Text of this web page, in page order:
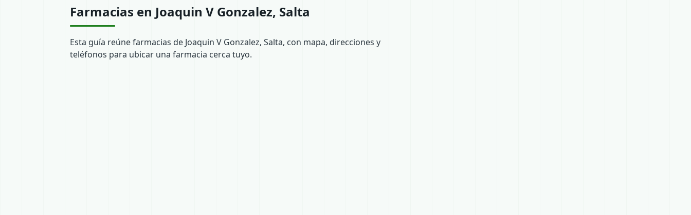
Farmacias en Joaquin V Gonzalez, Salta
Esta guía reúne farmacias de Joaquin V Gonzalez, Salta, con mapa, direcciones y
teléfonos para ubicar una farmacia cerca tuyo.